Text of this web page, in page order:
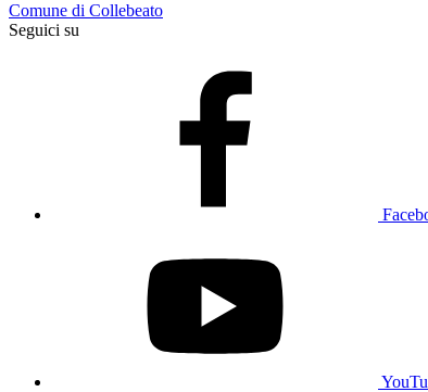
Comune di Collebeato
Seguici su